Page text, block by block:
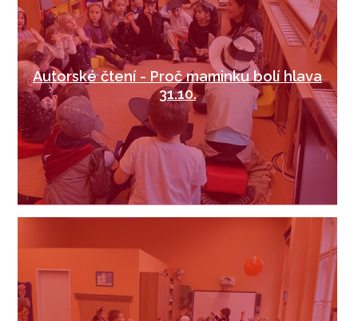
Autorské čtení - Proč maminku bolí hlava
31.10.